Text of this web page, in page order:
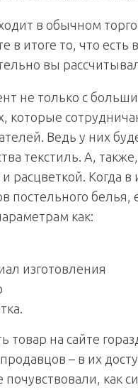
в обычном
в итоге то, что
вы
не только с
которые
Ведь у них
текстиль. А,
расцветкой. Когда
постельного
как:
изготовления
товар на сайте
– в их
как